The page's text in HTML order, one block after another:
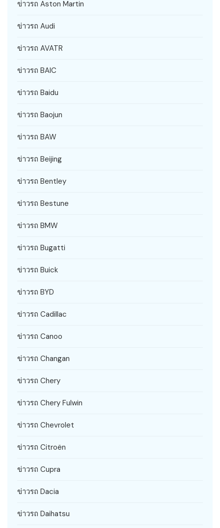
ข่าวรถ Aston Martin
ข่าวรถ Audi
ข่าวรถ AVATR
ข่าวรถ BAIC
ข่าวรถ Baidu
ข่าวรถ Baojun
ข่าวรถ BAW
ข่าวรถ Beijing
ข่าวรถ Bentley
ข่าวรถ Bestune
ข่าวรถ BMW
ข่าวรถ Bugatti
ข่าวรถ Buick
ข่าวรถ BYD
ข่าวรถ Cadillac
ข่าวรถ Canoo
ข่าวรถ Changan
ข่าวรถ Chery
ข่าวรถ Chery Fulwin
ข่าวรถ Chevrolet
ข่าวรถ Citroën
ข่าวรถ Cupra
ข่าวรถ Dacia
ข่าวรถ Daihatsu